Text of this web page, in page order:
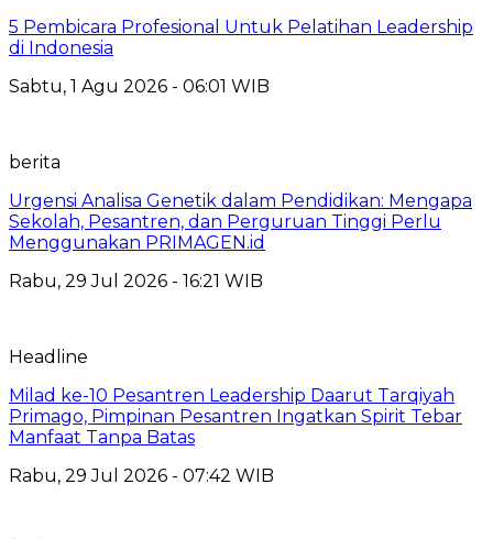
5 Pembicara Profesional Untuk Pelatihan Leadership
di Indonesia
Sabtu, 1 Agu 2026 - 06:01 WIB
berita
Urgensi Analisa Genetik dalam Pendidikan: Mengapa
Sekolah, Pesantren, dan Perguruan Tinggi Perlu
Menggunakan PRIMAGEN.id
Rabu, 29 Jul 2026 - 16:21 WIB
Headline
Milad ke-10 Pesantren Leadership Daarut Tarqiyah
Primago, Pimpinan Pesantren Ingatkan Spirit Tebar
Manfaat Tanpa Batas
Rabu, 29 Jul 2026 - 07:42 WIB